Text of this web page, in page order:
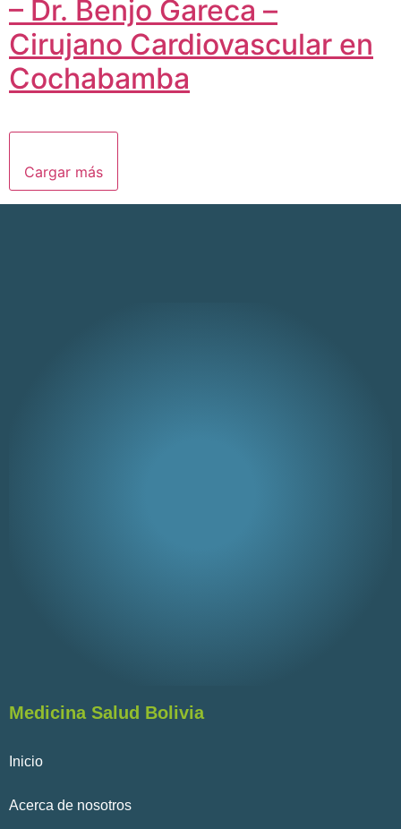
– Dr. Benjo Gareca –
Cirujano Cardiovascular en
Cochabamba
Cargar más
Medicina Salud Bolivia
Inicio
Acerca de nosotros